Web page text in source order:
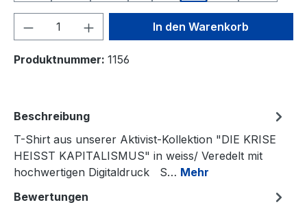
Produkt Anzahl: Gib denIn den Warenkorb
Produktnummer: 1156
Beschreibung
T-Shirt aus unserer Aktivist-Kollektion "DIE KRISE
HEISST KAPITALISMUS" in weiss/ Veredelt mit
hochwertigen Digitaldruck S… Mehr
Bewertungen